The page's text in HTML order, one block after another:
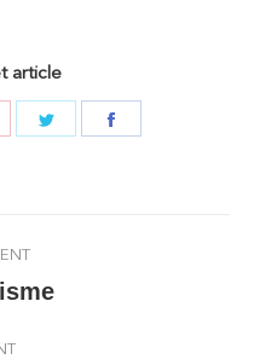
article
Partager Partager